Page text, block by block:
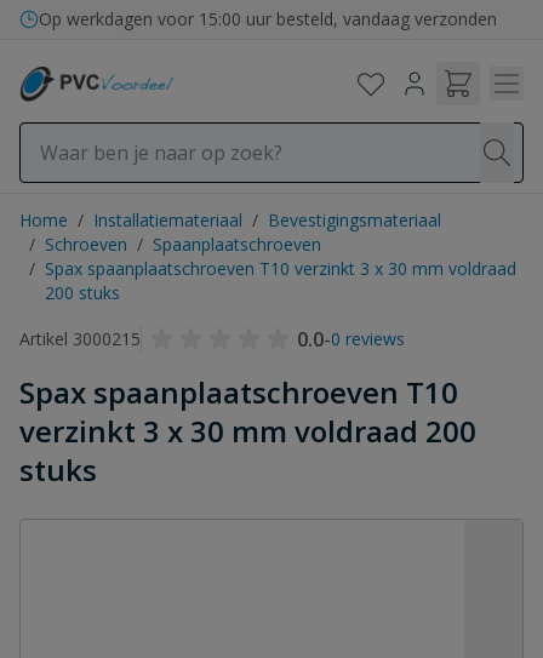
Ga naar de inhoud
Op werkdagen voor 15:00 uur besteld, vandaag verzonden
Home / Installatiemateriaal / Bevestigingsmateriaal
/ Schroeven / Spaanplaatschroeven
/ Spax spaanplaatschroeven T10 verzinkt 3 x 30 mm voldraad
200 stuks
Artikel 3000215
0.0-0 reviews
Spax spaanplaatschroeven T10
verzinkt 3 x 30 mm voldraad 200
stuks